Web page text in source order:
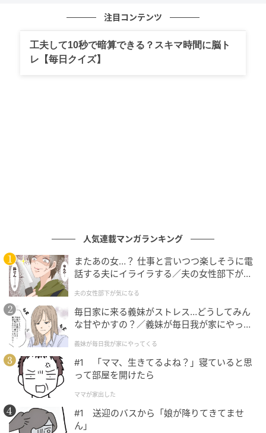
新じゃがいも…4個（200g）
みそ…大さじ4
練りがらし…適量
今回は分量を1/4にして1人分作ります。
みそは、きりっとした辛口の「仙台みそ」とやや甘味
のある辛口の「信州みそ」を1：1で合わせたもの。ど
んな食材とも相性のよいオールマイティーなブレンド
だそうですよ。
そして、小田さん流のみそ汁は“だしなし“。
注目コンテンツ
工夫して10秒で暗算できる？スキマ時間に脳ト
レ【毎日クイズ】
人気連載マンガランキング
またあの女…？ 仕事と言いつつ楽しそうに電
話する夫にイライラする／夫の女性部下が気
夫の女性部下が気になる
毎日家に来る義妹がストレス…どうしてみん
な甘やかすの？／義妹が毎日我が家にやって
が】
義妹が毎日我が家にやってくる
#1 「ママ、生きてるよね？」寝ていると思
って部屋を開けたら
ママが家出した
#1 送迎のバスから「娘が降りてきてませ
ん」